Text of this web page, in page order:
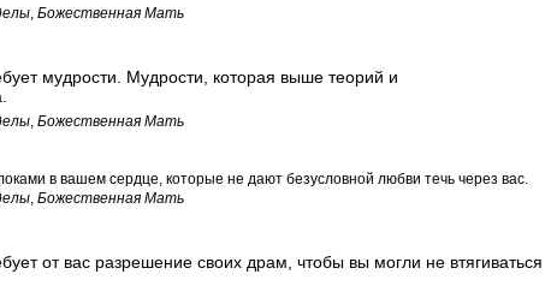
, Божественная Мать
мудрости. Мудрости, которая выше теорий и
, Божественная Мать
в вашем сердце, которые не дают безусловной любви течь через вас.
, Божественная Мать
от вас разрешение своих драм, чтобы вы могли не втягиваться